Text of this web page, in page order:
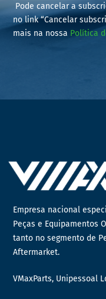
Pode cancelar a
no link “Cancelar
mais na nossa Política
Empresa nacional
Peças e Equipamentos
tanto no segmento de
Aftermarket.
VMaxParts, Unipessoal